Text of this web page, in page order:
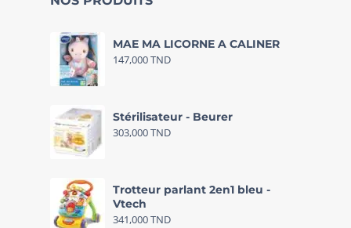
MAE MA LICORNE A CALINER
147,000TND
Stérilisateur - Beurer
303,000TND
Trotteur parlant 2en1 bleu -
Vtech
341,000TND